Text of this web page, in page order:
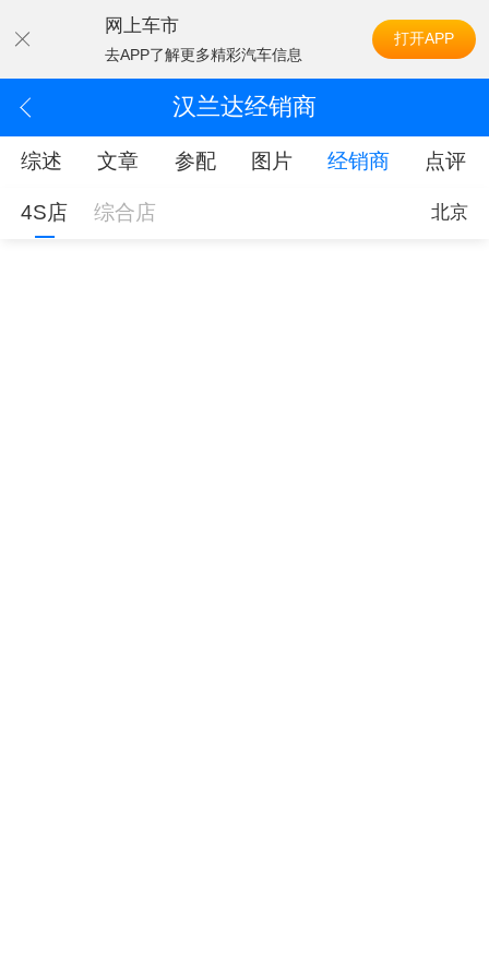
网上车市
去APP了解更多精彩汽车信息
打开APP
汉兰达经销商
综述 文章 参配 图片 经销商 点评
4S店 综合店 北京